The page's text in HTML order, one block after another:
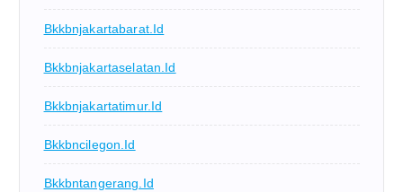
Bkkbnjakartabarat.id
Bkkbnjakartaselatan.id
Bkkbnjakartatimur.id
Bkkbncilegon.id
Bkkbntangerang.id